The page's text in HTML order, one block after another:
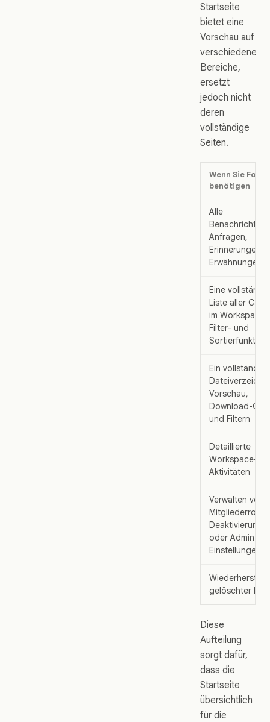
Startseite
bietet eine
Vorschau auf
verschiedene
Bereiche,
ersetzt
jedoch nicht
deren
vollständige
Seiten.
Wenn Sie
benötigen
Alle
Anfragen,
Erinnerungen
Erwähnungen
Eine
Liste aller
im Workspace
Filter- und
Ein
Vorschau,
Download-
und Filtern
Detaillierte
Workspace-
Aktivitäten
Verwalten von
oder Admin-
Einstellungen
gelöschter
Diese
Aufteilung
sorgt dafür,
dass die
Startseite
übersichtlich
für die